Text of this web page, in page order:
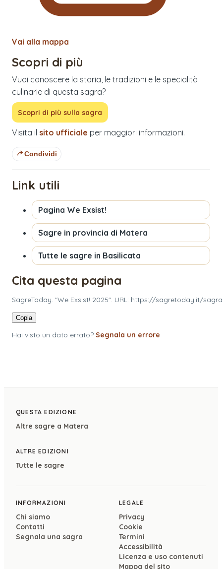
Vai alla mappa
Scopri di più
Vuoi conoscere la storia, le tradizioni e le specialità
culinarie di questa sagra?
Scopri di più sulla sagra
Visita il sito ufficiale per maggiori informazioni.
Condividi
Link utili
Pagina We Exsist!
Sagre in provincia di Matera
Tutte le sagre in Basilicata
Cita questa pagina
SagreToday. "We Exsist! 2025". URL: https://sagretoday.it/
Copia
Hai visto un dato errato? Segnala un errore
QUESTA EDIZIONE
Altre sagre a Matera
ALTRE EDIZIONI
Tutte le sagre
INFORMAZIONI
Chi siamo
Contatti
Segnala una sagra
LEGALE
Privacy
Cookie
Termini
Accessibilità
Licenza e uso contenuti
Mappa del sito